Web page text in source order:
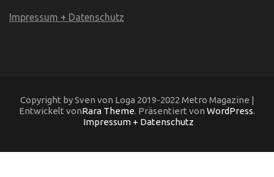
Impressum + Datenschutz
Copyright by Sven von Loga 2019-2022 Metro Magazine |
Entwickelt vonRara Theme. Präsentiert von WordPress.
Impressum + Datenschutz